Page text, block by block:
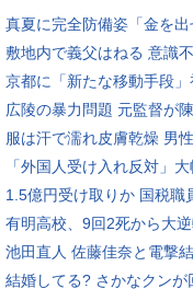
真夏に完全防備姿「金を出
敷地内で義父はねる 意識
京都に「新たな移動手段
広陵の暴力問題 元監督が
服は汗で濡れ皮膚乾燥 男
「外国人受け入れ反対」
1.5億円受け取りか 国税職
有明高校、9回2死から大逆
池田直人 佐藤佳奈と電撃
結婚してる? さかなクンが